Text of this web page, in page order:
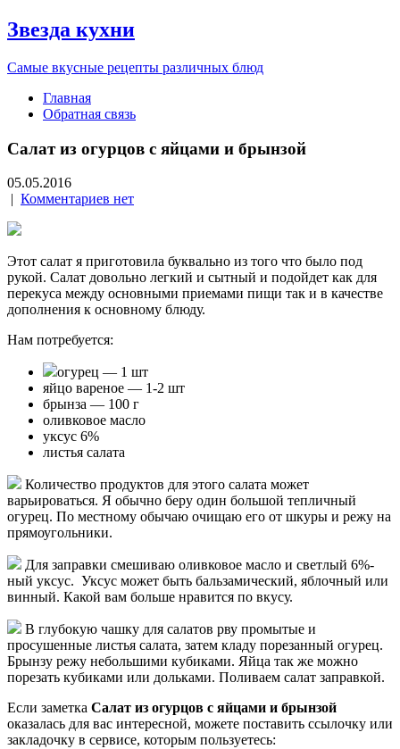
Звезда кухни
Самые вкусные рецепты различных блюд
Главная
Обратная связь
Салат из огурцов с яйцами и брынзой
05.05.2016
| Комментариев нет
Этот салат я приготовила буквально из того что было под
рукой. Салат довольно легкий и сытный и подойдет как для
перекуса между основными приемами пищи так и в качестве
дополнения к основному блюду.
Нам потребуется:
огурец — 1 шт
яйцо вареное — 1-2 шт
брынза — 100 г
оливковое масло
уксус 6%
листья салата
Количество продуктов для этого салата может
варьироваться. Я обычно беру один большой тепличный
огурец. По местному обычаю очищаю его от шкуры и режу на
прямоугольники.
Для заправки смешиваю оливковое масло и светлый 6%-
ный уксус. Уксус может быть бальзамический, яблочный или
винный. Какой вам больше нравится по вкусу.
В глубокую чашку для салатов рву промытые и
просушенные листья салата, затем кладу порезанный огурец.
Брынзу режу небольшими кубиками. Яйца так же можно
порезать кубиками или дольками. Поливаем салат заправкой.
Если заметка Салат из огурцов с яйцами и брынзой
оказалась для вас интересной, можете поставить ссылочку или
закладочку в сервисе, которым пользуетесь: